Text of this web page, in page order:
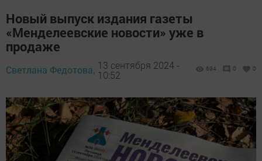
Новый выпуск издания газеты
«Менделеевские новости» уже в
продаже
Светлана Федотова, 13 сентября 2024 -
10:52
694 0 0